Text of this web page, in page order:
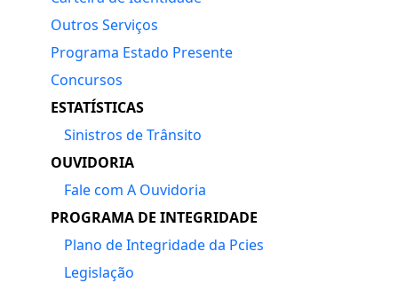
Outros Serviços
Programa Estado Presente
Concursos
ESTATÍSTICAS
Sinistros de Trânsito
OUVIDORIA
Fale com A Ouvidoria
PROGRAMA DE INTEGRIDADE
Plano de Integridade da Pcies
Legislação